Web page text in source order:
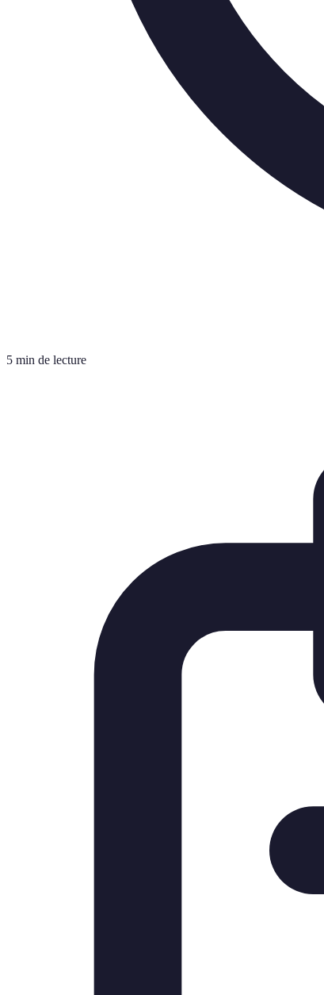
5 min de lecture